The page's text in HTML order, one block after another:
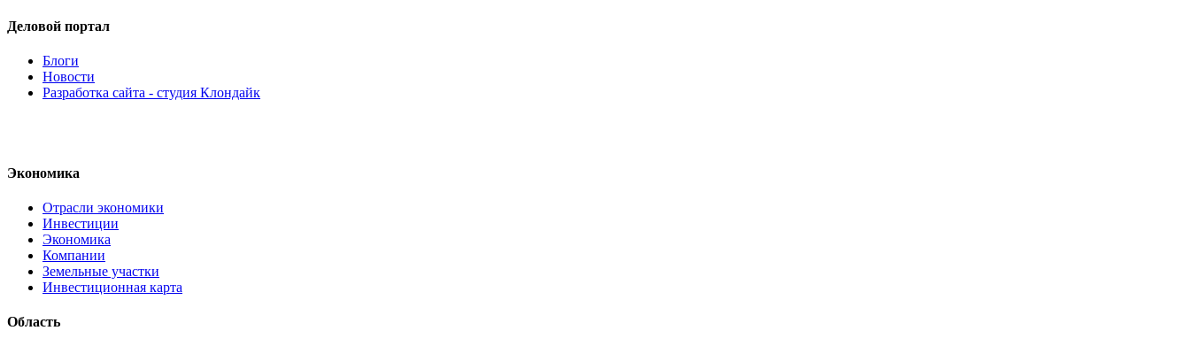
Деловой портал
Блоги
Новости
Разработка сайта - студия Клондайк
Экономика
Отрасли экономики
Инвестиции
Экономика
Компании
Земельные участки
Инвестиционная карта
Область